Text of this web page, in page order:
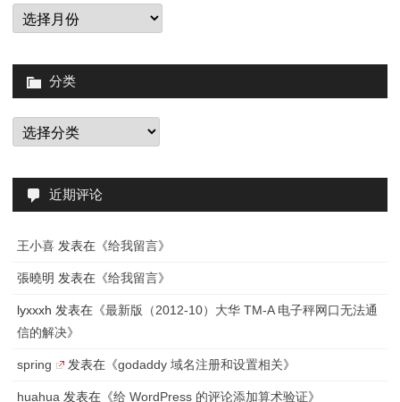
归
档
分类
分
类
近期评论
王小喜 发表在《给我留言》
張曉明 发表在《给我留言》
lyxxxh 发表在《最新版（2012-10）大华 TM-A 电子秤网口无法通
信的解决》
spring 发表在《godaddy 域名注册和设置相关》
huahua 发表在《给 WordPress 的评论添加算术验证》